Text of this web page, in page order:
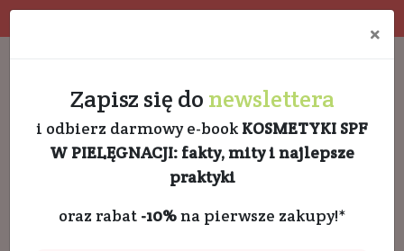
×
Zapisz się do newslettera
i odbierz darmowy e-book KOSMETYKI SPF
W PIELĘGNACJI: fakty, mity i najlepsze
praktyki
oraz rabat -10%na pierwsze zakupy!*